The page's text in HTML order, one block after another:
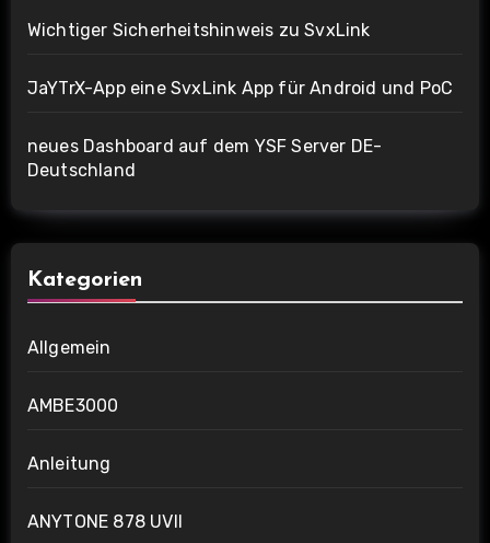
Wichtiger Sicherheitshinweis zu SvxLink
JaYTrX-App eine SvxLink App für Android und PoC
neues Dashboard auf dem YSF Server DE-
Deutschland
Kategorien
Allgemein
AMBE3000
Anleitung
ANYTONE 878 UVII